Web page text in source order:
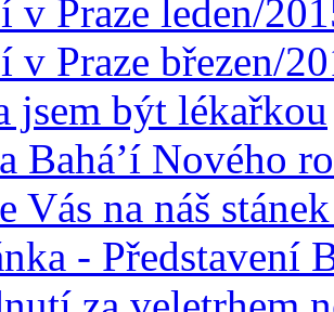
v Praze leden/
v Praze březen/
jsem být lékařkou
Bahá’í Nového
Vás na náš
- Představení